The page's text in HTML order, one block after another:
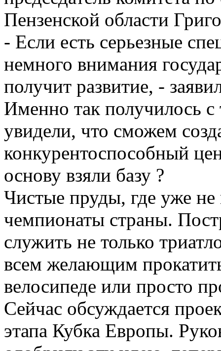
Пензенской области
- Если есть серьезные
немного внимания
получит развитие, -
Именно так получилось
увидели, что сможем
конкурентоспособный
основу взяли базу ?
Чистые пруды, где уже не
чемпионаты страны.
служить не только
всем желающим
велосипеде или просто
Сейчас обсуждается
этапа Кубка Европы.